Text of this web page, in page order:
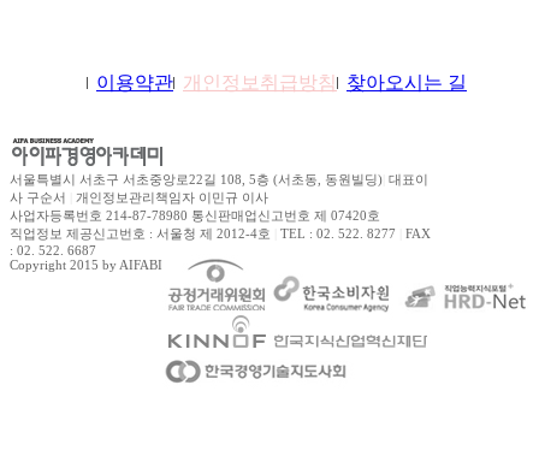
이용약관 개인정보취급방침 찾아오시는 길
서울특별시 서초구 서초중앙로22길 108, 5층 (서초동, 동원빌딩) 대표이
사 구순서
개인정보관리책임자 이민규 이사
사업자등록번호 214-87-78980 통신판매업신고번호 제 07420호
직업정보 제공신고번호 : 서울청 제 2012-4호
TEL : 02. 522. 8277
FAX
: 02. 522. 6687
Copyright 2015 by AIFABIZ Corporation All right reserved